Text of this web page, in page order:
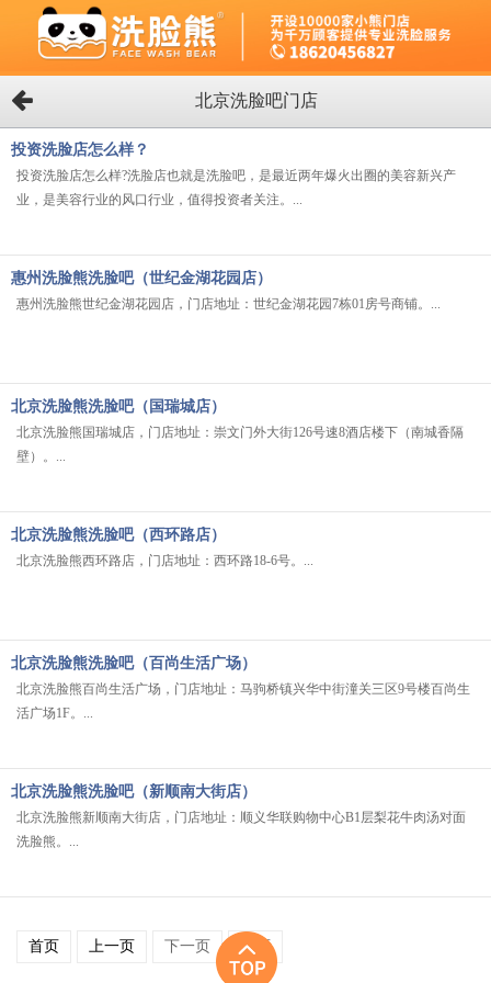
北京洗脸吧门店
投资洗脸店怎么样？
投资洗脸店怎么样?洗脸店也就是洗脸吧，是最近两年爆火出圈的美容新兴产
业，是美容行业的风口行业，值得投资者关注。...
惠州洗脸熊洗脸吧（世纪金湖花园店）
惠州洗脸熊世纪金湖花园店，门店地址：世纪金湖花园7栋01房号商铺。...
北京洗脸熊洗脸吧（国瑞城店）
北京洗脸熊国瑞城店，门店地址：崇文门外大街126号速8酒店楼下（南城香隔
壁）。...
北京洗脸熊洗脸吧（西环路店）
北京洗脸熊西环路店，门店地址：西环路18-6号。...
北京洗脸熊洗脸吧（百尚生活广场）
北京洗脸熊百尚生活广场，门店地址：马驹桥镇兴华中街潼关三区9号楼百尚生
活广场1F。...
北京洗脸熊洗脸吧（新顺南大街店）
北京洗脸熊新顺南大街店，门店地址：顺义华联购物中心B1层梨花牛肉汤对面
洗脸熊。...
首页 上一页 下一页 末页